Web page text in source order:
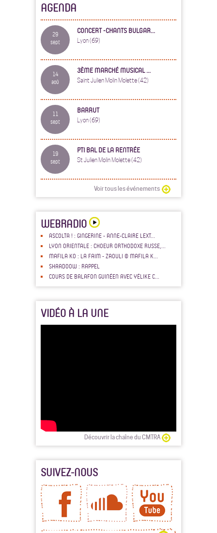
AGENDA
29
sept
CONCERT -CHANTS BULGAR...
Lyon (69)
14
aoû
3ÈME MARCHÉ MUSICAL ...
Saint Julien Molin Molette (42)
11
sept
BARRUT
Lyon (69)
19
sept
PTI BAL DE LA RENTRÉE
St Julien Molin Molette (42)
Voir tous les événements
WEBRADIO
ASCOLTA ! : GINGERINE - ANNE-CLAIRE LEXT...
LYON ORIENTALE : CHOEUR ORTHODOXE RUSSE,...
MAFILA KO : LA FAIM - ZAOULI © MAFILA K...
SHAADOOW : RAPPEL
COURS DE BALAFON GUINÉEN AVEC YÉLIKE C...
VIDÉO À LA UNE
Découvrir la chaîne du CMTRA
SUIVEZ-NOUS